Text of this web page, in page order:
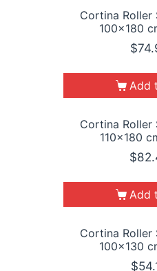
Cortina Roller
100×180
$
Add
Cortina Roller
110×180
$
Add
Cortina Roller
100×130
$